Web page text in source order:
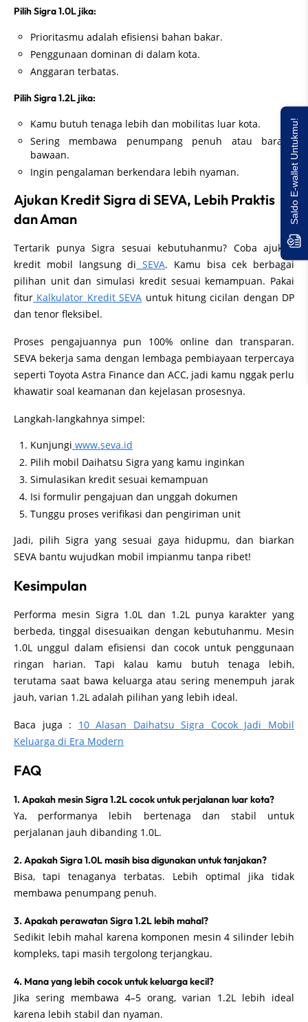
Pilih Sigra 1.0L jika:
Prioritasmu adalah efisiensi bahan bakar.
Penggunaan dominan di dalam kota.
Anggaran terbatas.
Pilih Sigra 1.2L jika:
Kamu butuh tenaga lebih dan mobilitas luar kota.
Sering membawa penumpang penuh atau barang
bawaan.
Ingin pengalaman berkendara lebih nyaman.
Ajukan Kredit Sigra di SEVA, Lebih Praktis
dan Aman
Tertarik punya Sigra sesuai kebutuhanmu? Coba ajukan
kredit mobil langsung di SEVA. Kamu bisa cek berbagai
pilihan unit dan simulasi kredit sesuai kemampuan. Pakai
fitur Kalkulator Kredit SEVA untuk hitung cicilan dengan DP
dan tenor fleksibel.
Proses pengajuannya pun 100% online dan transparan.
SEVA bekerja sama dengan lembaga pembiayaan terpercaya
seperti Toyota Astra Finance dan ACC, jadi kamu nggak perlu
khawatir soal keamanan dan kejelasan prosesnya.
Langkah-langkahnya simpel:
Kunjungi www.seva.id
Pilih mobil Daihatsu Sigra yang kamu inginkan
Simulasikan kredit sesuai kemampuan
Isi formulir pengajuan dan unggah dokumen
Tunggu proses verifikasi dan pengiriman unit
Jadi, pilih Sigra yang sesuai gaya hidupmu, dan biarkan
SEVA bantu wujudkan mobil impianmu tanpa ribet!
Kesimpulan
Performa mesin Sigra 1.0L dan 1.2L punya karakter yang
berbeda, tinggal disesuaikan dengan kebutuhanmu. Mesin
1.0L unggul dalam efisiensi dan cocok untuk penggunaan
ringan harian. Tapi kalau kamu butuh tenaga lebih,
terutama saat bawa keluarga atau sering menempuh jarak
jauh, varian 1.2L adalah pilihan yang lebih ideal.
Baca juga : 10 Alasan Daihatsu Sigra Cocok Jadi Mobil
Keluarga di Era Modern
FAQ
1. Apakah mesin Sigra 1.2L cocok untuk perjalanan luar kota?
Ya, performanya lebih bertenaga dan stabil untuk
perjalanan jauh dibanding 1.0L.
2. Apakah Sigra 1.0L masih bisa digunakan untuk tanjakan?
Bisa, tapi tenaganya terbatas. Lebih optimal jika tidak
membawa penumpang penuh.
3. Apakah perawatan Sigra 1.2L lebih mahal?
Sedikit lebih mahal karena komponen mesin 4 silinder lebih
kompleks, tapi masih tergolong terjangkau.
4. Mana yang lebih cocok untuk keluarga kecil?
Jika sering membawa 4–5 orang, varian 1.2L lebih ideal
karena lebih stabil dan nyaman.
Saldo E-wallet Untukmu!